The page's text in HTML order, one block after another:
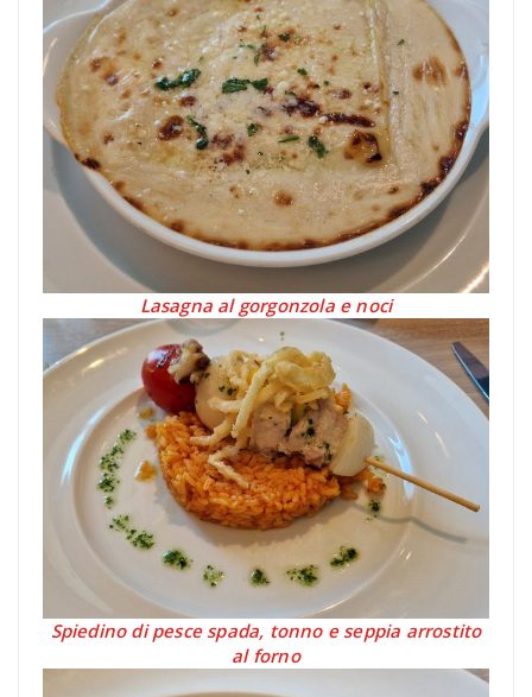
Lasagna al gorgonzola e noci
Spiedino di pesce spada, tonno e seppia arrostito
al forno